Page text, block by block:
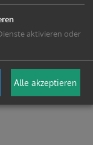
zurück
aktivieren oder
Alle akzeptieren